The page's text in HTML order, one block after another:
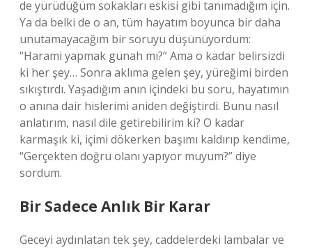
de yürüdüğüm sokakları eskisi gibi tanımadığım için.
Ya da belki de o an, tüm hayatım boyunca bir daha
unutamayacağım bir soruyu düşünüyordum:
“Harami yapmak günah mı?” Ama o kadar belirsizdi
ki her şey… Sonra aklıma gelen şey, yüreğimi birden
sıkıştırdı. Yaşadığım anın içindeki bu soru, hayatımın
o anına dair hislerimi aniden değiştirdi. Bunu nasıl
anlatırım, nasıl dile getirebilirim ki? O kadar
karmaşık ki, içimi dökerken başımı kaldırıp kendime,
“Gerçekten doğru olanı yapıyor muyum?” diye
sordum.
Bir Sadece Anlık Bir Karar
Geceyi aydınlatan tek şey, caddelerdeki lambalar ve